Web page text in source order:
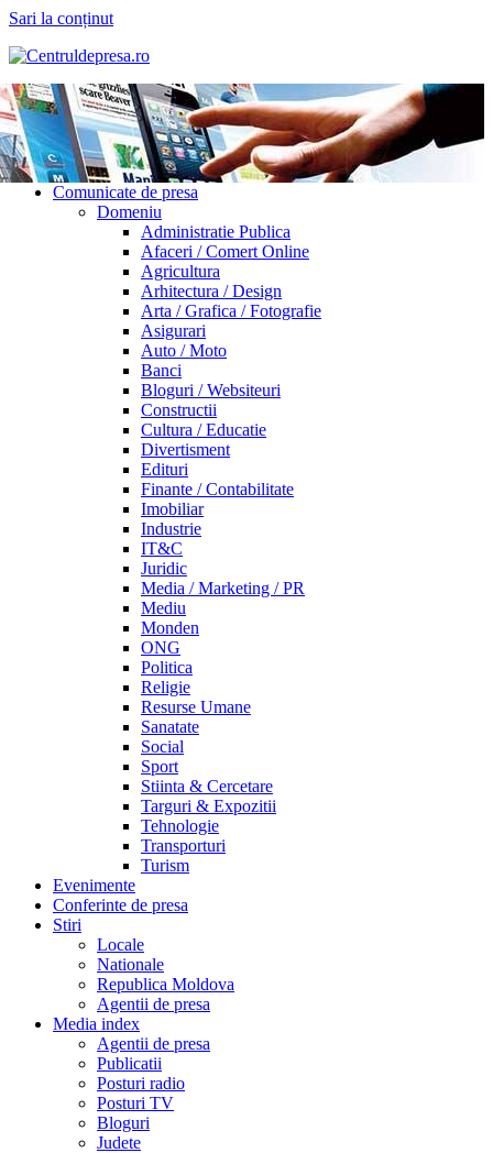
Sari la conținut
Comunicate de presa
Domeniu
Administratie Publica
Afaceri / Comert Online
Agricultura
Arhitectura / Design
Arta / Grafica / Fotografie
Asigurari
Auto / Moto
Banci
Bloguri / Websiteuri
Constructii
Cultura / Educatie
Divertisment
Edituri
Finante / Contabilitate
Imobiliar
Industrie
IT&C
Juridic
Media / Marketing / PR
Mediu
Monden
ONG
Politica
Religie
Resurse Umane
Sanatate
Social
Sport
Stiinta & Cercetare
Targuri & Expozitii
Tehnologie
Transporturi
Turism
Evenimente
Conferinte de presa
Stiri
Locale
Nationale
Republica Moldova
Agentii de presa
Media index
Agentii de presa
Publicatii
Posturi radio
Posturi TV
Bloguri
Judete